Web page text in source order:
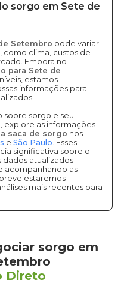
sorgo em Sete de
Setembro pode variar
como clima, custos de
Embora no
para Sete de
estamos
informações para
sobre sorgo e seu
explore as informações
saca de sorgo nos
e São Paulo. Esses
significativa sobre o
dados atualizados
acompanhando as
estaremos
mais recentes para
sorgo em
Direto